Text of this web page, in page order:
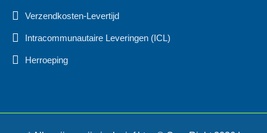
Verzendkosten-Levertijd
Intracommunautaire Leveringen (ICL)
Herroeping